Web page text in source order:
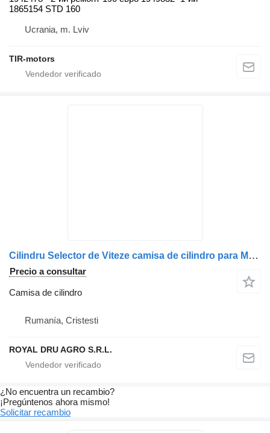
1865154 STD 160
Ucrania, m. Lviv
TIR-motors
Cilindru Selector de Viteze camisa de cilindro para Mercedes-Benz A0032604063 / A9602670617 / A0032603963 camión
Precio a consultar
Camisa de cilindro
Rumanía, Cristesti
ROYAL DRU AGRO S.R.L.
¿No encuentra un recambio?
¡Pregúntenos ahora mismo!
Solicitar recambio